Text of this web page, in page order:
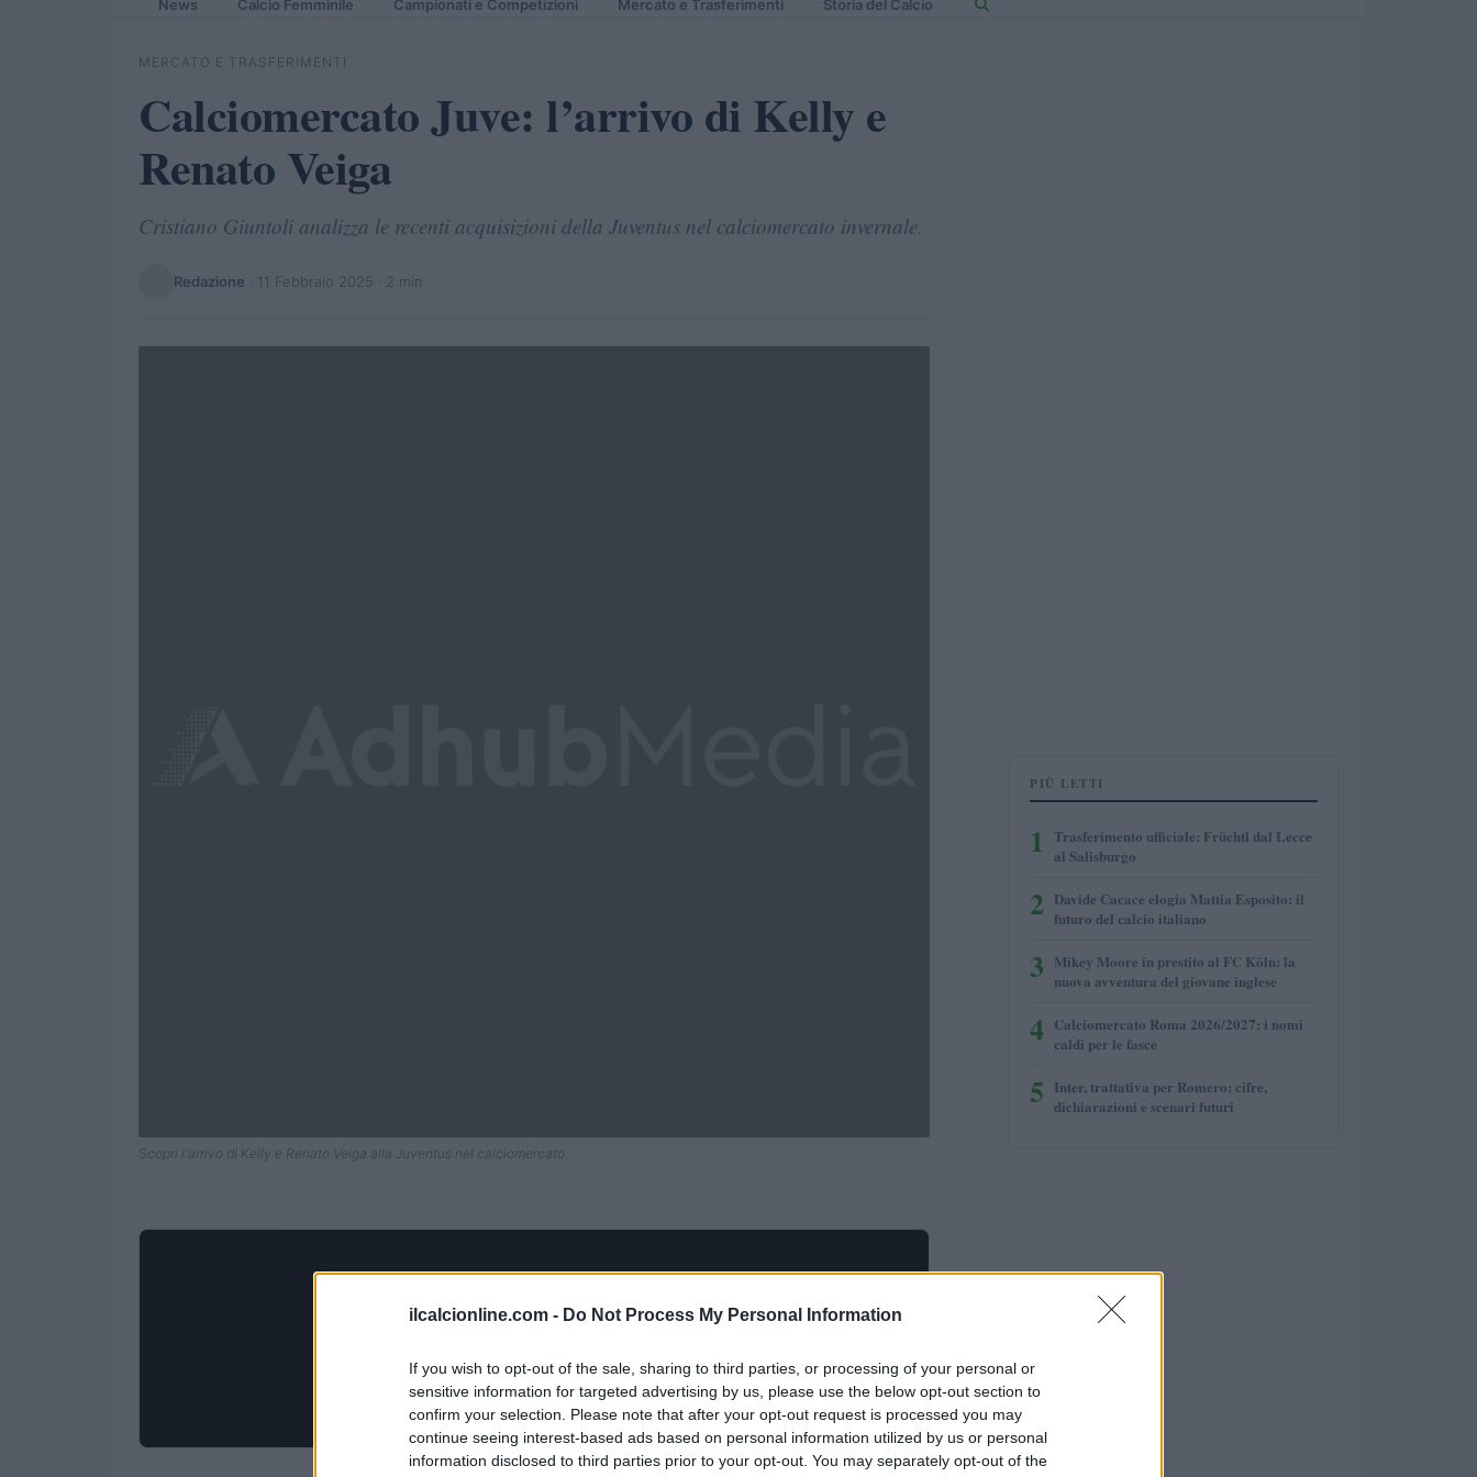
ilcalcionline.com - Do Not Process My Personal Information
If you wish to opt-out of the sale, sharing to third parties, or processing of your personal or
sensitive information for targeted advertising by us, please use the below opt-out section to
confirm your selection. Please note that after your opt-out request is processed you may
continue seeing interest-based ads based on personal information utilized by us or personal
information disclosed to third parties prior to your opt-out. You may separately opt-out of the
News Calcio Femminile Campionati e Competizioni Mercato e Trasferimenti Storia del Calcio
MERCATO E TRASFERIMENTI
Calciomercato Juve: l’arrivo di Kelly e
Renato Veiga
Cristiano Giuntoli analizza le recenti acquisizioni della Juventus nel calciomercato invernale.
Redazione 11 Febbraio 2025 · 2 min
Scopri l'arrivo di Kelly e Renato Veiga alla Juventus nel calciomercato.
PIÙ LETTI
1 Trasferimento ufficiale: Früchtl dal Lecce
al Salisburgo
2 Davide Cacace elogia Mattia Esposito: il
futuro del calcio italiano
3 Mikey Moore in prestito al FC Köln: la
nuova avventura del giovane inglese
4 Calciomercato Roma 2026/2027: i nomi
caldi per le fasce
5 Inter, trattativa per Romero: cifre,
dichiarazioni e scenari futuri